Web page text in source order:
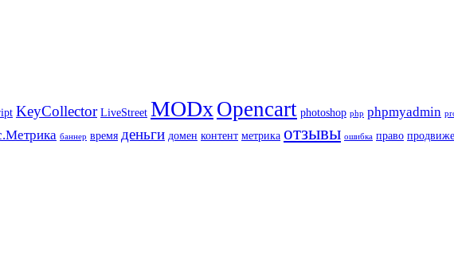
KeyCollector LiveStreet MODx Opencart photoshop php phpmyadmin
баннер время деньги домен контент метрика отзывы ошибка право